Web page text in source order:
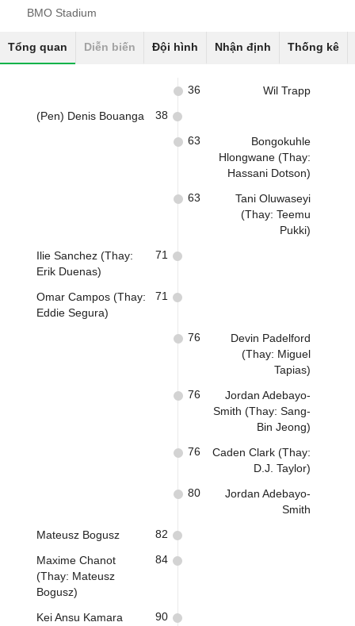
BMO Stadium
Tổng quan Diễn biến Đội hình Nhận định Thống kê
Wil Trapp
36
(Pen) Denis Bouanga 38
Bongokuhle
Hlongwane (Thay:
Hassani Dotson)
63
Tani Oluwaseyi
(Thay: Teemu
Pukki)
63
Ilie Sanchez (Thay:
Erik Duenas)
71
Omar Campos (Thay:
Eddie Segura)
71
Devin Padelford
(Thay: Miguel
Tapias)
76
Jordan Adebayo-
Smith (Thay: Sang-
Bin Jeong)
76
Caden Clark (Thay:
D.J. Taylor)
76
Jordan Adebayo-
Smith
80
Mateusz Bogusz 82
Maxime Chanot
(Thay: Mateusz
Bogusz)
84
Kei Ansu Kamara
90